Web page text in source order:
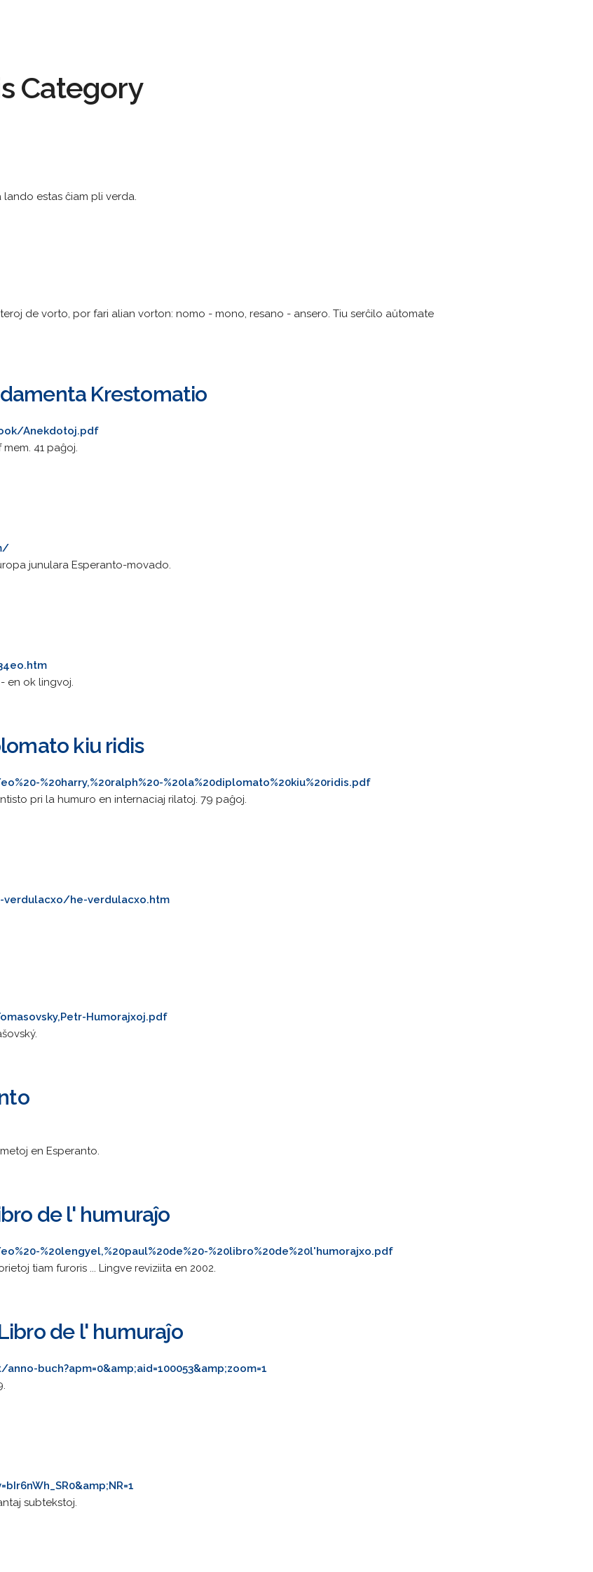
Category
estas ĉiam pli verda.
de vorto, por fari alian vorton: nomo - mono, resano - ansero. Tiu serĉilo aŭtomate
Krestomatio
Anekdotoj.pdf
41 paĝoj.
junulara Esperanto-movado.
en ok lingvoj.
kiu ridis
%20harry,%20ralph%20-%20la%20diplomato%20kiu%20ridis.pdf
pri la humuro en internaciaj rilatoj. 79 paĝoj.
he-verdulacxo.htm
Humorajxoj.pdf
en Esperanto.
de l' humuraĵo
%20lengyel,%20paul%20de%20-%20libro%20de%20l'humorajxo.pdf
tiam furoris ... Lingve reviziita en 2002.
de l' humuraĵo
buch?apm=0&amp;aid=100053&amp;zoom=1
subtekstoj.